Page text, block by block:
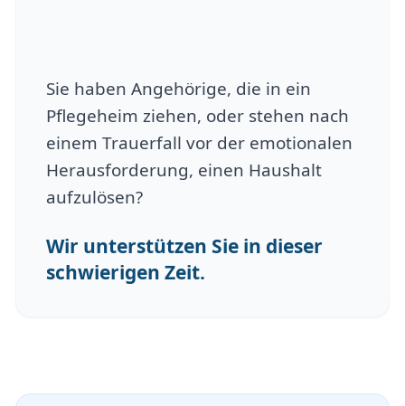
Sie haben Angehörige, die in ein
Pflegeheim ziehen, oder stehen nach
einem Trauerfall vor der emotionalen
Herausforderung, einen Haushalt
aufzulösen?
Wir unterstützen Sie in dieser
schwierigen Zeit.